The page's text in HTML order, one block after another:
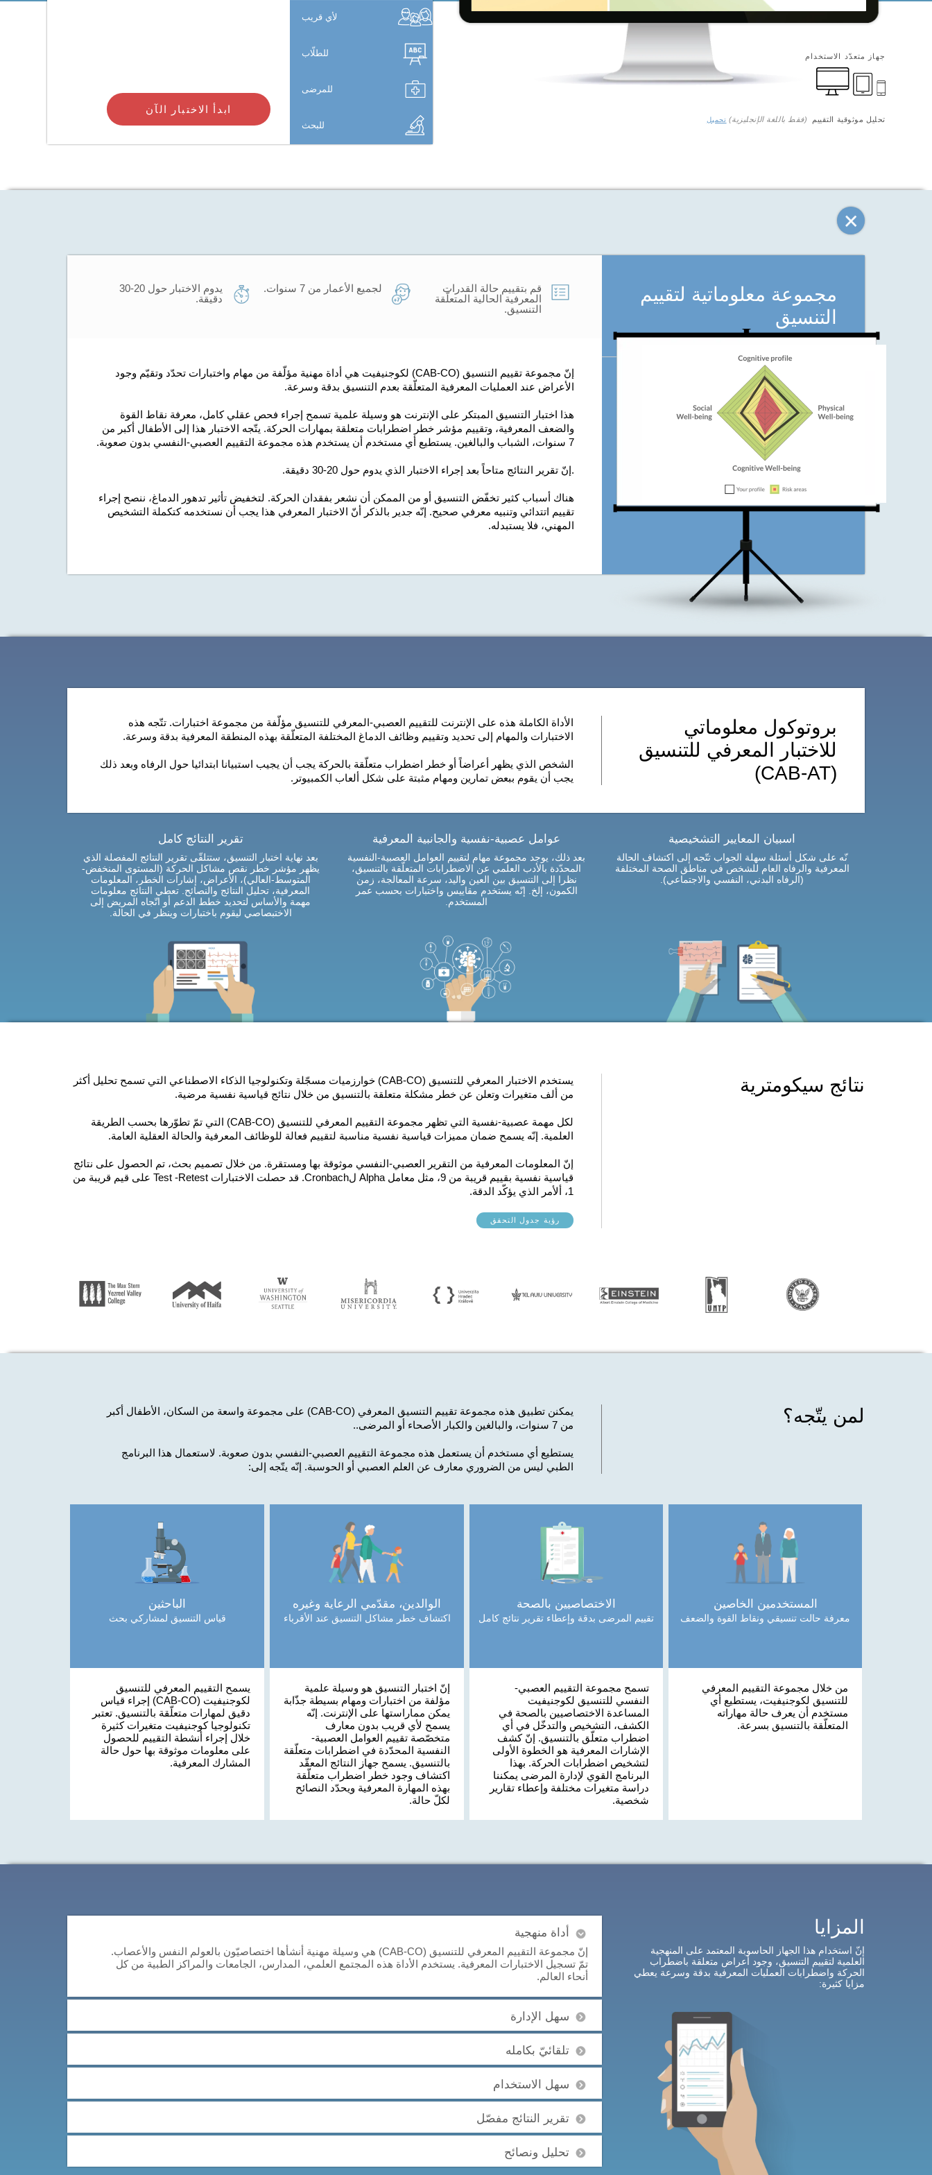
جهاز متعدّد الاستخدام
تحليل موثوقية التقييم (فقط باللغة الإنجليزية) تحميل
لأي قريب
للطلّاب
للمرضى
للبحث
ابدأ الاختبار الآن
مجموعة معلوماتية لتقييم
التنسيق
قم بتقييم حالة القدرات
المعرفية الحالية المتعلّقة
التنسيق.
لجميع الأعمار من 7 سنوات.
يدوم الاختبار حول 20-30
دقيقة.
إنّ مجموعة تقييم التنسيق (CAB-CO) لكوجنيفيت هي أداة مهنية مؤلّفة من مهام واختبارات تحدّد وتقيّم وجود
الأعراض عند العمليات المعرفية المتعلّقة بعدم التنسيق بدقة وسرعة.
هذا اختبار التنسيق المبتكر على الإنترنت هو وسيلة علمية تسمح إجراء فحص عقلي كامل، معرفة نقاط القوة
والضعف المعرفية، وتقييم مؤشر خطر اضطرابات متعلقة بمهارات الحركة. يتّجه الاختبار هذا إلى الأطفال أكبر من
7 سنوات، الشباب والبالغين. يستطيع أي مستخدم أن يستخدم هذه مجموعة التقييم العصبي-النفسي بدون صعوبة.
.إنّ تقرير النتائج متاحاً بعد إجراء الاختبار الذي يدوم حول 20-30 دقيقة.
هناك أسباب كثير تخفّض التنسيق أو من الممكن أن نشعر بفقدان الحركة. لتخفيض تأثير تدهور الدماغ، ننصح إجراء
تقييم اتتدائي وتنبيه معرفي صحيح. إنّه جدير بالذكر أنّ الاختبار المعرفي هذا يجب أن نستخدمه كتكملة التشخيص
المهني، فلا يستبدله.
بروتوكول معلوماتي
للاختبار المعرفي للتنسيق
(CAB-AT)
الأداة الكاملة هذه على الإنترنت للتقييم العصبي-المعرفي للتنسيق مؤلّفة من مجموعة اختبارات. تتّجه هذه
الاختبارات والمهام إلى تحديد وتقييم وظائف الدماغ المختلفة المتعلّقة بهذه المنطقة المعرفية بدقة وسرعة.
الشخص الذي يظهر أعراضاً أو خطر اضطراب متعلّقة بالحركة يجب أن يجيب استبيانا ابتدائيا حول الرفاه وبعد ذلك
يجب أن يقوم ببعض تمارين ومهام مثبتة على شكل ألعاب الكمبيوتر.
اسبيان المعايير التشخيصية
نّه على شكل أسئلة سهلة الجواب تتّجه إلى اكتشاف الحالة
المعرفية والرفاه العام للشخص في مناطق الصحة المختلفة
(الرفاه البدني، النفسي والاجتماعي).
عوامل عصبية-نفسية والجانبية المعرفية
بعد ذلك، يوجد مجموعة مهام لتقييم العوامل العصبية-النفسية
المحدّدة بالأدب العلمي عن الاضطرابات المتعلّقة بالتنسيق،
نظرا إلى التنسيق بين العين واليد، سرعة المعالجة، زمن
الكمون، إلخ. إنّه يستخدم مقاييس واختبارات بحسب عمر
المستخدم.
تقرير النتائج كامل
بعد نهاية اختبار التنسيق، ستتلقّى تقرير النتائج المفصلة الذي
يظهر مؤشر خطر نقص مشاكل الحركة (المستوى المنخفض-
المتوسط-العالي)، الأعراض، إشارات الخطر، المعلومات
المعرفية، تحليل النتائج والنصائح. تعطي النتائج معلومات
مهمة والأساس لتحديد خطط الدعم أو اتّجاه المريض إلى
الاختبصاصي ليقوم باختبارات وينظر في الحالة.
نتائج سيكومترية
يستخدم الاختبار المعرفي للتنسيق (CAB-CO) خوارزميات مسجّلة وتكنولوجيا الذكاء الاصطناعي التي تسمح تحليل أكثر
من ألف متغيرات وتعلن عن خطر مشكلة متعلقة بالتنسيق من خلال نتائج قياسية نفسية مرضية.
لكل مهمة عصبية-نفسية التي تظهر
مجموعة التقييم المعرفي للتنسيق (CAB-CO) التي تمّ تطوّرها بحسب الطريقة
العلمية. إنّه يسمح ضمان مميزات قياسية نفسية مناسبة لتقييم فعالة للوظائف المعرفية والحالة العقلية العامة.
إنّ المعلومات المعرفية من التقرير العصبي-النفسي موثوقة بها ومستقرة. من خلال تصميم بحث، تم الحصول على نتائج
قياسية نفسية بقييم قريبة من 9، مثل معامل Alpha لCronbach. قد حصلت الاختبارات Test -Retest على قيم قريبة من
1، ألأمر الذي يؤكّد الدقة.
رؤية جدول التحقق
لمن يتّجه؟ يمكنن تطبيق هذه مجموعة تقييم التنسيق المعرفي (CAB-CO) على مجموعة واسعة من السكان،
الأطفال أكبر
من 7 سنوات، والبالغين والكبار الأصحاء أو المرضى.
.
يستطيع أي مستخدم أن يستعمل هذه مجموعة التقييم العصبي-النفسي بدون صعوبة. لاستعمال هذا البرنامج
الطبي ليس من الضروري معارف عن العلم العصبي أو الحوسبة. إنّه يتّجه إلى:
المستخدمين الخاصين
معرفة حالت تنسيقي ونقاط القوة والضعف
من خلال مجموعة التقييم المعرفي
للتنسيق لكوجنيفيت، يستطيع أي
مستخدم أن يعرف حالة مهاراته
المتعلّقة بالتنسيق بسرعة.
الاختصاصيين بالصحة
تقييم المرضى بدقة وإعطاء تقرير نتائج كامل
تسمح مجموعة التقييم العصبي-
النفسي للتنسيق لكوجنيفيت
المساعدة الاختصاصيين بالصحة في
الكشف، التشخيص والتدخّل في أي
اضطراب متعلّق بالتنسيق. إنّ كشف
الإشارات المعرفية هو الخطوة الأولى
لتشخيص اضطرابات الحركة. بهذا
البرنامج القوي لإدارة المرضى يمكننا
دراسة متغيرات مختلفة وإعطاء تقارير
شخصية.
الوالدين، مقدّمي الرعاية وغيره
اكتشاف خطر مشاكل التنسيق عند الأقرباء
إنّ اختبار التنسيق هو وسيلة علمية
مؤلفة من اختبارات ومهام بسيطة جذّابة
يمكن مماراستها على الإنترنت. إنّه
يسمح لأي قريب بدون معارف
متخصّصة تقييم العوامل العصبية-
النفسية المحدّدة في اضطرابات متعلّقة
بالتنسيق. يسمح جهاز النتائج المعقّد
اكتشاف وجود خطر اضطراب متعلّقة
بهذه المهارة المعرفية ويحدّد النصائح
لكلّ حالة.
الباحثين
قياس التنسيق لمشاركي بحث
يسمح التقييم المعرفي للتنسيق
لكوجنيفيت (CAB-CO) إجراء قياس
دقيق لمهارات متعلّقة بالتنسيق. تعتبر
تكنولوجيا كوجنيفيت متغيرات كثيرة
خلال إجراء أنشطة التقييم للحصول
على معلومات موثوقة بها حول حالة
المشارك المعرفية.
المزايا
إنّ استخدام هذا الجهاز الحاسوبة المعتمد على المنهجية
العلمية لتقييم التنسيق، وجود أعراض متعلقة باضطراب
الحركة واضطرابات العمليات المعرفية بدقة وسرعة يعطي
مزايا كثيرة:
أداة منهجية
إنّ مجموعة التقييم المعرفي للتنسيق (CAB-CO) هي وسيلة مهنية أنشأها اختصاصيّون بالعولم النفس والأعصاب.
تمّ تسجيل الاختبارات المعرفية. يستخدم الأداة هذه المجتمع العلمي، المدارس، الجامعات والمراكز الطبية من كل
أنحاء العالم.
سهل الإدارة
تلقائيّ بكامله
سهل الاستخدام
تقرير النتائج مفصّل
تحليل ونصائح